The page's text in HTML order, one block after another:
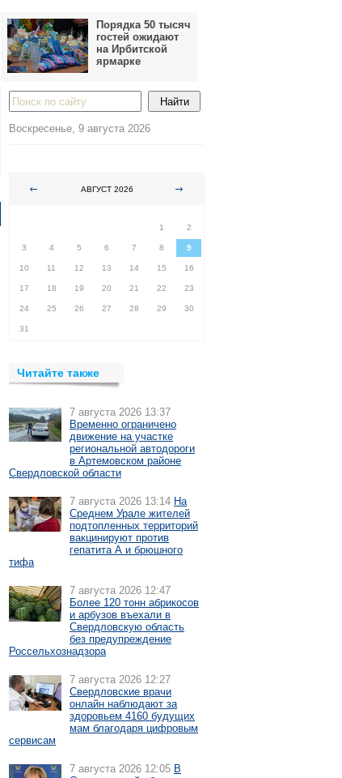
Порядка 50 тысяч
гостей ожидают
на Ирбитской
ярмарке
Воскресенье, 9 августа 2026
АВГУСТ 2026
1
2
3 4 5 6 7 8 9
10 11 12 13 14 15 16
17 18 19 20 21 22 23
24 25 26 27 28 29 30
31
Читайте также
7 августа 2026 13:37
Временно ограничено
движение на участке
региональной автодороги
в Артемовском районе
Свердловской области
7 августа 2026 13:14 На
Среднем Урале жителей
подтопленных территорий
вакцинируют против
гепатита А и брюшного
тифа
7 августа 2026 12:47
Более 120 тонн абрикосов
и арбузов въехали в
Свердловскую область
без предупреждение
Россельхознадзора
7 августа 2026 12:27
Свердловские врачи
онлайн наблюдают за
здоровьем 4160 будущих
мам благодаря цифровым
сервисам
7 августа 2026 12:05 В